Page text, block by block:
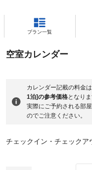
プラン一覧
空室カレンダー
カレンダー記載の料金
1泊]の参考価格となりま
実際にご予約される部
のでご注意ください。
チェックイン・チェック